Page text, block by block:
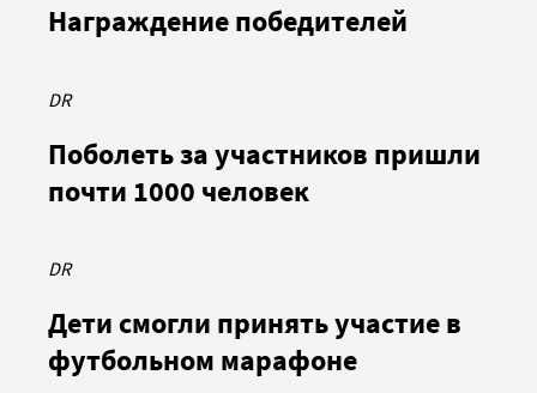
Награждение победителей
DR
Поболеть за участников пришли
почти 1000 человек
DR
Дети смогли принять участие в
футбольном марафоне